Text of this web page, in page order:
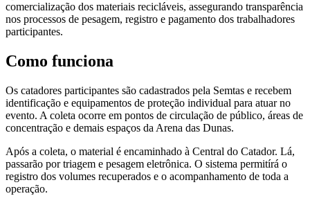
comercialização dos materiais recicláveis, assegurando transparência
nos processos de pesagem, registro e pagamento dos trabalhadores
participantes.
Como funciona
Os catadores participantes são cadastrados pela Semtas e recebem
identificação e equipamentos de proteção individual para atuar no
evento. A coleta ocorre em pontos de circulação de público, áreas de
concentração e demais espaços da Arena das Dunas.
Após a coleta, o material é encaminhado à Central do Catador. Lá,
passarão por triagem e pesagem eletrônica. O sistema permitírá o
registro dos volumes recuperados e o acompanhamento de toda a
operação.